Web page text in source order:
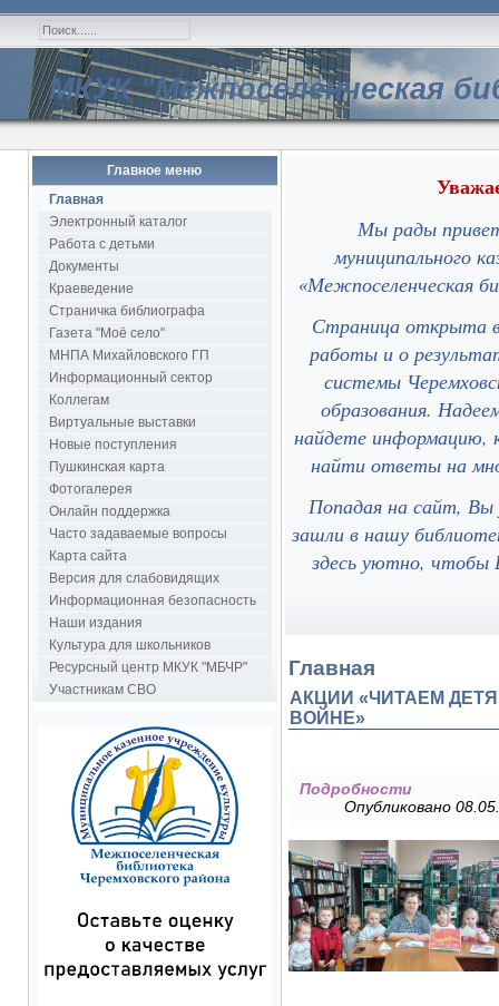
МКУК "Межпоселенческая
Главное меню
Главная
Электронный каталог
Работа с детьми
Документы
Краеведение
Страничка библиографа
Газета "Моё село"
МНПА Михайловского ГП
Информационный сектор
Коллегам
Виртуальные выставки
Новые поступления
Пушкинская карта
Фотогалерея
Онлайн поддержка
Часто задаваемые вопросы
Карта сайта
Версия для слабовидящих
Информационная безопасность
Наши издания
Культура для школьников
Ресурсный центр МКУК "МБЧР"
Участникам СВО
Мы рады
муниципального
«Межпоселенческая
Страница открыта в
работы и о
системы
образования.
найдете информацию,
найти ответы на
Попадая на сайт,
зашли в нашу
здесь уютно, чтобы
Главная
АКЦИИ «ЧИТАЕМ
ВОЙНЕ»
Подробности
Опубликовано